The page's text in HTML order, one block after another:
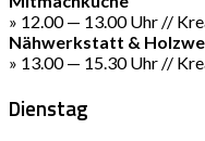
» 12.00 — 13.00 Uhr //
Nähwerkstatt &
» 13.00 — 15.30 Uhr //
Dienstag